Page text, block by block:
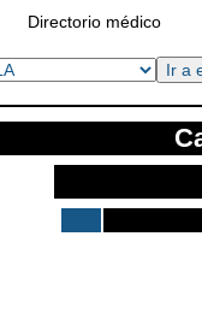
Directorio médico